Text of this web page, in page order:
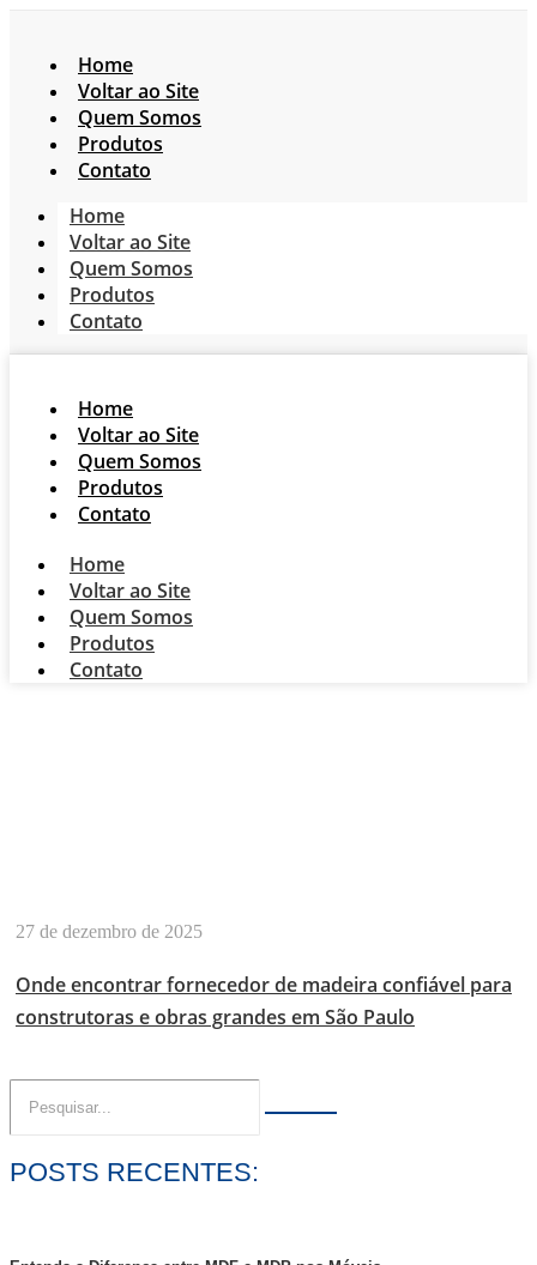
Home
Voltar ao Site
Quem Somos
Produtos
Contato
Home
Voltar ao Site
Quem Somos
Produtos
Contato
Home
Voltar ao Site
Quem Somos
Produtos
Contato
Home
Voltar ao Site
Quem Somos
Produtos
Contato
27 de dezembro de 2025
Onde encontrar fornecedor de madeira confiável para
construtoras e obras grandes em São Paulo
POSTS RECENTES: